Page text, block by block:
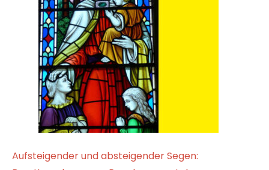
Aufsteigender und absteigender Segen: